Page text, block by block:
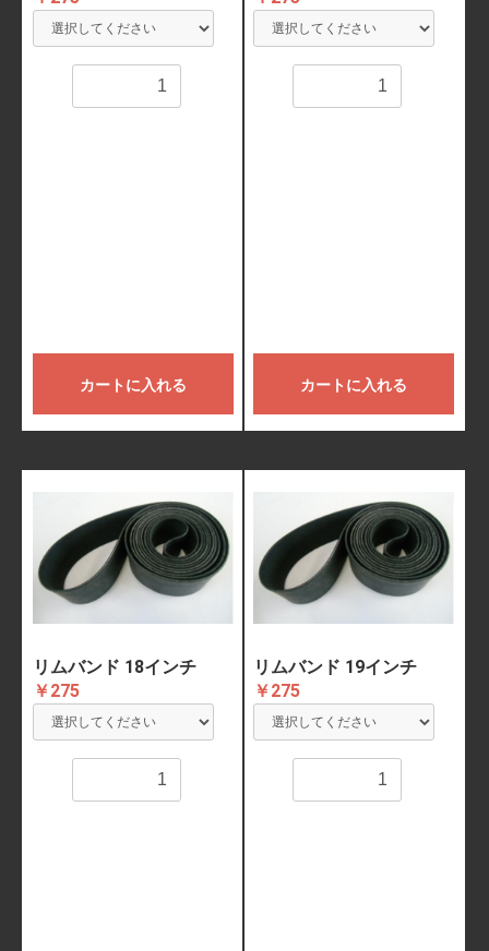
カートに入れる カートに入れる
リムバンド 18インチ
￥275
リムバンド 19インチ
￥275